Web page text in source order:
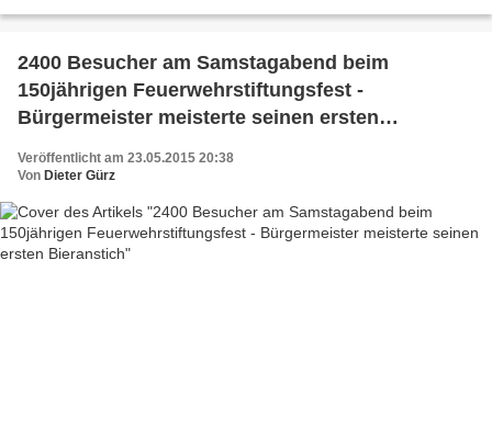
2400 Besucher am Samstagabend beim
150jährigen Feuerwehrstiftungsfest -
Bürgermeister meisterte seinen ersten
Veröffentlicht am 23.05.2015 20:38
Von Dieter Gürz